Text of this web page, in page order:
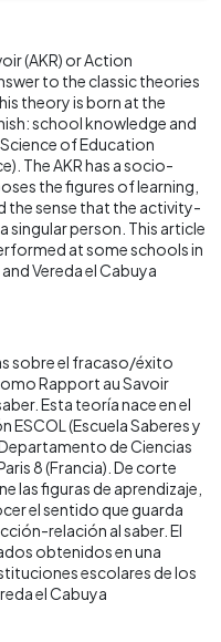
(AKR) or Action
to the classic theories
theory is born at the
school knowledge and
of Education
The AKR has a socio-
the figures of learning,
sense that the activity-
person. This article
at some schools in
Vereda el Cabuya
sobre el fracaso/éxito
Rapport au Savoir
Esta teoría nace en el
(Escuela Saberes y
de Ciencias
8 (Francia). De corte
las figuras de aprendizaje,
el sentido que guarda
relación al saber. El
obtenidos en una
escolares de los
el Cabuya